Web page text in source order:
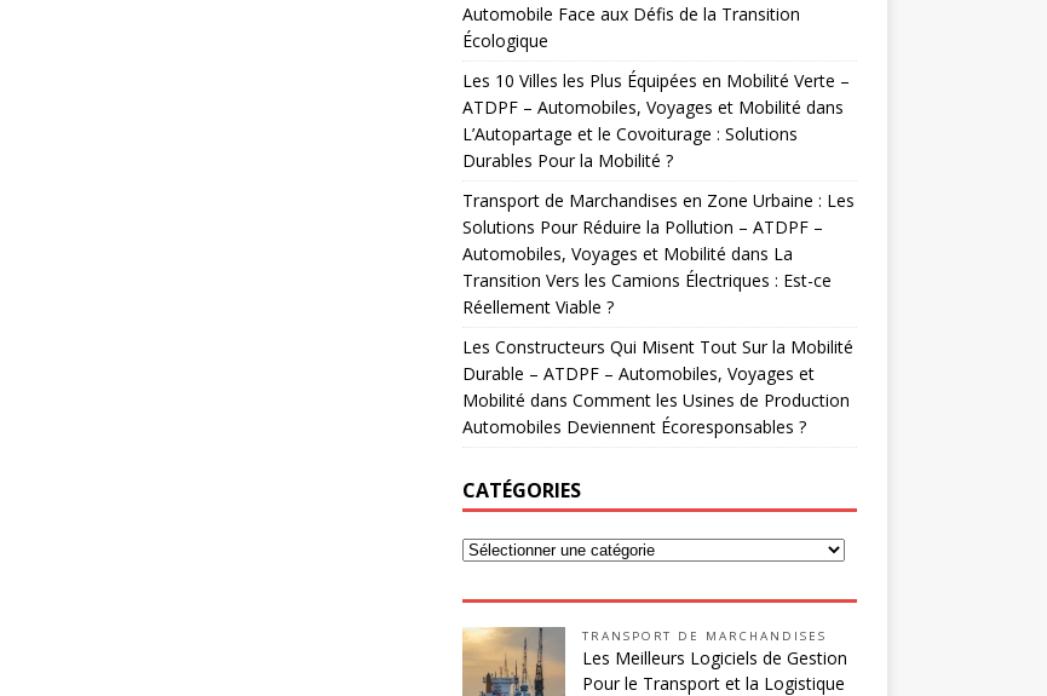
Automobile Face aux Défis de la Transition
Écologique
Les 10 Villes les Plus Équipées en Mobilité Verte –
ATDPF – Automobiles, Voyages et Mobilité dans
L’Autopartage et le Covoiturage : Solutions
Durables Pour la Mobilité ?
Transport de Marchandises en Zone Urbaine : Les
Solutions Pour Réduire la Pollution – ATDPF –
Automobiles, Voyages et Mobilité dans La
Transition Vers les Camions Électriques : Est-ce
Réellement Viable ?
Les Constructeurs Qui Misent Tout Sur la Mobilité
Durable – ATDPF – Automobiles, Voyages et
Mobilité dans Comment les Usines de Production
Automobiles Deviennent Écoresponsables ?
CATÉGORIES
TRANSPORT DE MARCHANDISES
Les Meilleurs Logiciels de Gestion
Pour le Transport et la Logistique